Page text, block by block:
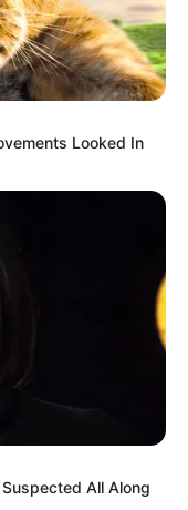
Duque
ilegal
los
Duque con
López le volvió a
a Petro pero le
a Duque:
más"
Looked In
All Along